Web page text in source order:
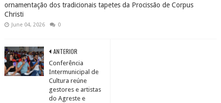
ornamentação dos tradicionais tapetes da Procissão de Corpus
Christi
June 04, 2026 0
ANTERIOR
Conferência
Intermunicipal de
Cultura reúne
gestores e artistas
do Agreste e